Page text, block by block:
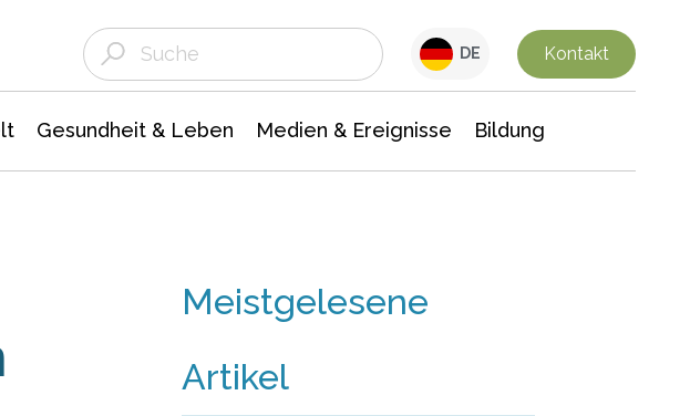
DE Kontakt
Gesundheit & Leben Medien & Ereignisse Bildung
Meistgelesene
Artikel